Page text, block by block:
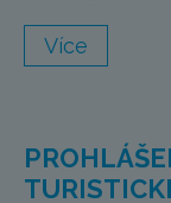
Více